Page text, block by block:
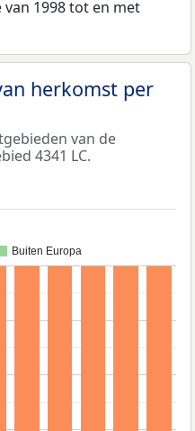
1998 tot en met
herkomst per
van de
4341 LC.
Buiten Europa